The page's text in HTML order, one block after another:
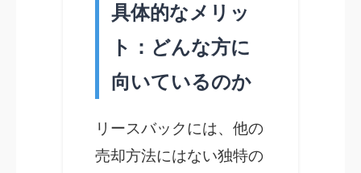
具体的なメリッ
ト：どんな方に
向いているのか
リースバックには、他の
売却方法にはない独特の